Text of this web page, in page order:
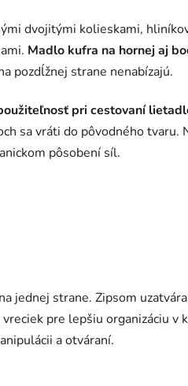
dvojitými kolieskami,
Madlo kufra na hornej aj
pozdĺžnej strane nenabízajú.
pri cestovaní
sa vráti do pôvodného tvaru.
pôsobení síl.
jednej strane. Zipsom
pre lepšiu organizáciu v
a otváraní.